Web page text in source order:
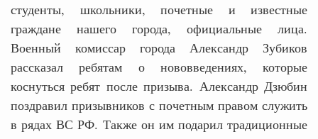
студенты, школьники, почетные и известные
граждане нашего города, официальные лица.
Военный комиссар города Александр Зубиков
рассказал ребятам о нововведениях, которые
коснуться ребят после призыва. Александр Дзюбин
поздравил призывников с почетным правом служить
в рядах ВС РФ. Также он им подарил традиционные